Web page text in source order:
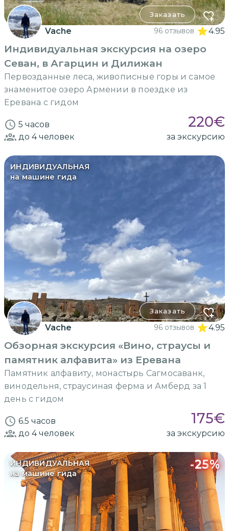
Заказать
Vache 96 отзывов 4.95
Индивидуальная экскурсия на озеро
Севан, в Агарцин и Дилижан
Первозданные леса, живописные горы и самое
знаменитое озеро Армении в поездке из
Еревана с гидом
5 часов 220€
до 4человек за экскурсию
ИНДИВИДУАЛЬНАЯ
на машине гида
Заказать
Vache 96 отзывов 4.95
Обзорная экскурсия «Вино, страусы и
памятник алфавита» из Еревана
Памятник алфавиту, монастырь Сагмосаванк,
винодельня, страусиная ферма и Амберд за 1
день с гидом
6.5 часов 175€
до 4человек за экскурсию
ИНДИВИДУАЛЬНАЯ
на машине гида
-25%